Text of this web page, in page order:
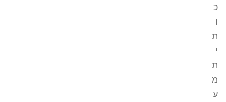
כ
ו
ת
י
ת
מ
ע